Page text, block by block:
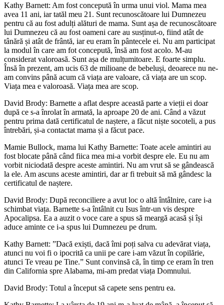
Kathy Barnett: Am fost concepută în urma unui viol. Mama mea
avea 11 ani, iar tatăl meu 21. Sunt recunoscătoare lui Dumnezeu
pentru că au fost adulți alături de mama. Sunt așa de recunoscătoare
lui Dumnezeu că au fost oameni care au susținut-o, fiind atât de
tânără și atât de frântă, iar eu eram în pântecele ei. Nu am participat
la modul în care am fot concepută, însă am fost acolo. M-au
considerat valoroasă. Sunt așa de mulțumitoare. E foarte simplu.
Însă în prezent, am ucis 63 de milioane de bebeluși, deoarece nu ne-
am convins până acum că viața are valoare, că viața are un scop.
Viața mea e valoroasă. Viața mea are scop.
David Brody: Barnette a aflat despre această parte a vieții ei doar
după ce s-a înrolat în armată, la aproape 20 de ani. Când a văzut
pentru prima dată certificatul de naștere, a făcut niște socoteli, a pus
întrebări, și-a contactat mama și a făcut pace.
Mamie Bullock, mama lui Kathy Barnette: Toate acele amintiri au
fost blocate până când fiica mea mi-a vorbit despre ele. Eu nu am
vorbit niciodată despre aceste amintiri. Nu am vrut să se gândească
la ele. Am ascuns aceste amintiri, dar ar fi trebuit să mă gândesc la
certificatul de naștere.
David Brody: După reconciliere a avut loc o altă întâlnire, care i-a
schimbat viața. Barnette s-a întâlnit cu Isus într-un vis despre
Apocalipsa. Ea a auzit o voce care a spus să meargă acasă și își
aduce aminte ce i-a spus lui Dumnezeu pe drum.
Kathy Barnett: ”Dacă exiști, dacă îmi poți salva cu adevărat viața,
atunci nu voi fi o ipocrită ca unii pe care i-am văzut în copilărie,
atunci Te vreau pe Tine.” Sunt convinsă că, în timp ce eram în tren
din California spre Alabama, mi-am predat viața Domnului.
David Brody: Totul a început să capete sens pentru ea.